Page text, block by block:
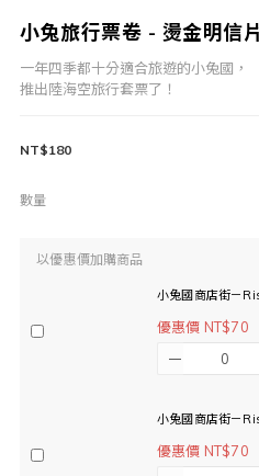
小兔旅行票卷 - 燙金明信
一年四季都十分適合旅遊的小兔國，
推出陸海空旅行套票了！
NT$180
數量
以優惠價加購商品
小兔國商店街－
優惠價 NT$70
小兔國商店街－
優惠價 NT$70